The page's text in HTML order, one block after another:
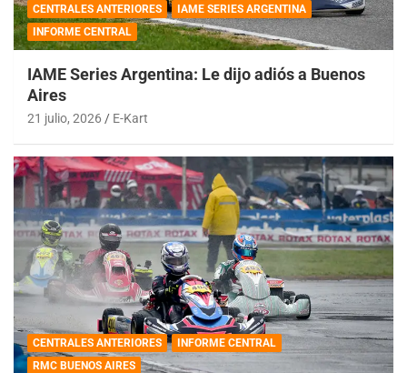
CENTRALES ANTERIORES
IAME SERIES ARGENTINA
INFORME CENTRAL
IAME Series Argentina: Le dijo adiós a Buenos
Aires
21 julio, 2026 E-Kart
CENTRALES ANTERIORES
INFORME CENTRAL
RMC BUENOS AIRES